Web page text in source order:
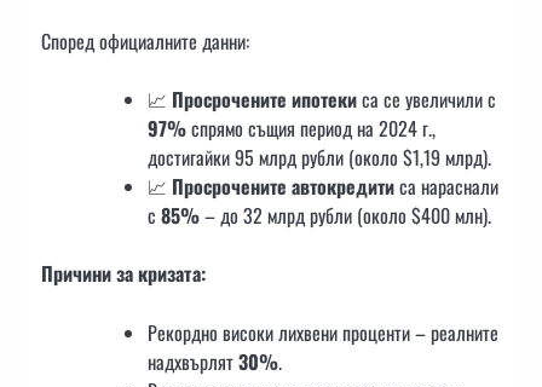
Според официалните данни:
📈 Просрочените ипотекиса се увеличили с
97%спрямо същия период на 2024 г.,
достигайки 95 млрд рубли (около $1,19 млрд).
📈 Просрочените автокредитиса нараснали
с 85%– до 32 млрд рубли (около $400 млн).
Причини за кризата:
Рекордно високи лихвени проценти – реалните
надхвърлят30%.